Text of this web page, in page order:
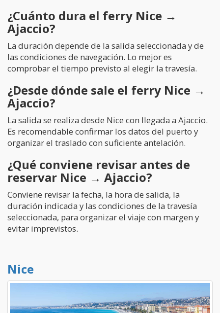
¿Cuánto dura el ferry Nice →
Ajaccio?
La duración depende de la salida seleccionada y de
las condiciones de navegación. Lo mejor es
comprobar el tiempo previsto al elegir la travesía.
¿Desde dónde sale el ferry Nice →
Ajaccio?
La salida se realiza desde Nice con llegada a Ajaccio.
Es recomendable confirmar los datos del puerto y
organizar el traslado con suficiente antelación.
¿Qué conviene revisar antes de
reservar Nice → Ajaccio?
Conviene revisar la fecha, la hora de salida, la
duración indicada y las condiciones de la travesía
seleccionada, para organizar el viaje con margen y
evitar imprevistos.
Nice